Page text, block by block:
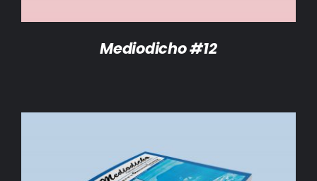
Mediodicho #12